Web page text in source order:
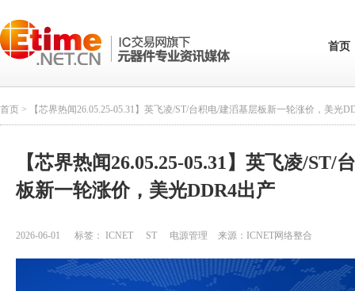
首页
首页 > 【芯界热闻26.05.25-05.31】英飞凌/ST/台积电/建滔基层板新一轮涨价，美光
【芯界热闻26.05.25-05.31】英飞凌/ST/
板新一轮涨价，美光DDR4出产
2026-06-01 标签： ICNET ST 电源管理 来源： ICNET网络整合